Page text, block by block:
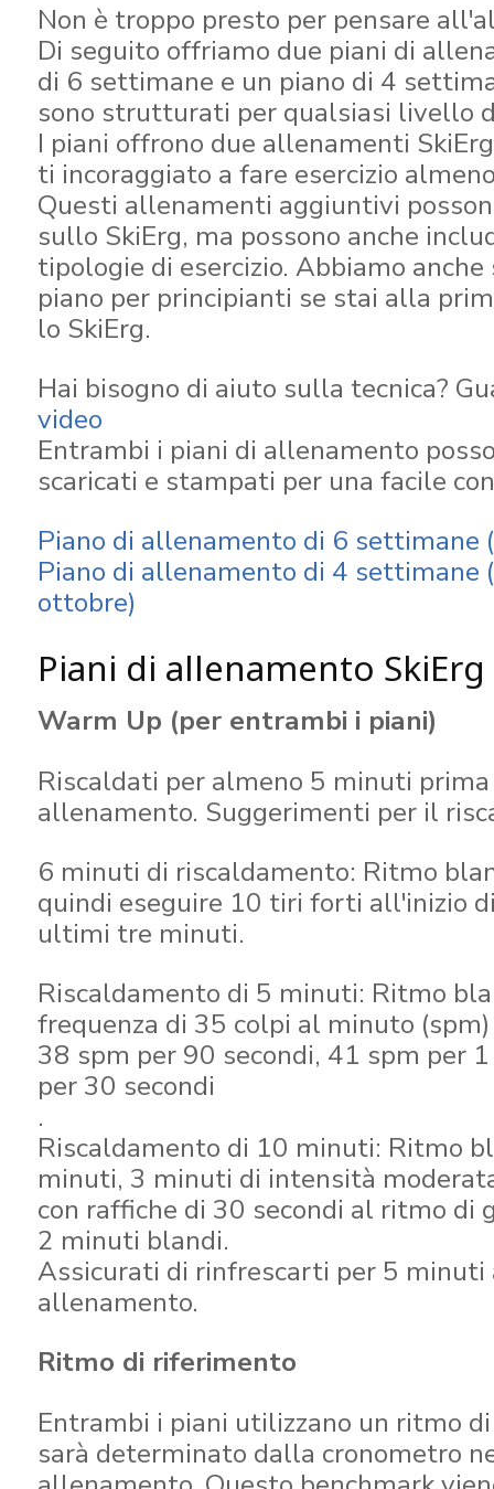
Non è troppo presto per pensare
Di seguito offriamo due piani di
di 6 settimane e un piano di 4
sono strutturati per qualsiasi livello
I piani offrono due allenamenti
ti incoraggiato a fare esercizio
Questi allenamenti aggiuntivi
sullo SkiErg, ma possono anche
tipologie di esercizio. Abbiamo
piano per principianti se stai alla
lo SkiErg.
Hai bisogno di aiuto sulla tecnica?
video
Entrambi i piani di allenamento
scaricati e stampati per una facile
Piano di allenamento di 6 settimane
Piano di allenamento di 4 settimane
ottobre)
Piani di allenamento
Warm Up (per entrambi i piani)
Riscaldati per almeno 5 minuti
allenamento. Suggerimenti per il
6 minuti di riscaldamento: Ritmo
quindi eseguire 10 tiri forti all'inizio
ultimi tre minuti.
Riscaldamento di 5 minuti: Ritmo
frequenza di 35 colpi al minuto
38 spm per 90 secondi, 41 spm per
per 30 secondi
.
Riscaldamento di 10 minuti: Ritmo
minuti, 3 minuti di intensità
con raffiche di 30 secondi al ritmo di
2 minuti blandi.
Assicurati di rinfrescarti per 5 minuti
allenamento.
Ritmo di riferimento
Entrambi i piani utilizzano un ritmo
sarà determinato dalla cronometro